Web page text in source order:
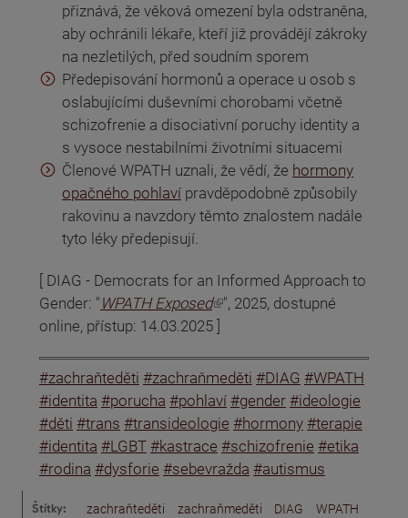
přiznává, že věková omezení byla odstraněna,
aby ochránili lékaře, kteří již provádějí zákroky
na nezletilých, před soudním sporem
Předepisování hormonů a operace u osob s
oslabujícími duševními chorobami včetně
schizofrenie a disociativní poruchy identity a
s vysoce nestabilními životními situacemi
Členové WPATH uznali, že vědí, že hormony
opačného pohlaví pravděpodobně způsobily
rakovinu a navzdory těmto znalostem nadále
tyto léky předepisují.
[ DIAG - Democrats for an Informed Approach to
Gender: " WPATH Exposed
(odkaz je externí)
", 2025, dostupné
online, přístup: 14.03.2025 ]
#zachraňteděti #zachraňmeděti #DIAG #WPATH
#identita #porucha #pohlaví #gender #ideologie
#děti #trans #transideologie #hormony #terapie
#identita #LGBT #kastrace #schizofrenie #etika
#rodina #dysforie #sebevražda #autismus
Štítky: zachraňteděti zachraňmeděti DIAG
WPATH